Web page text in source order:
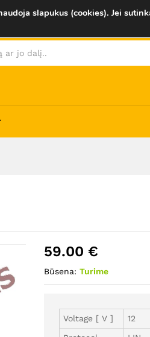
59.00 €
Būsena: Turime
Voltage [ V ]
12
slapukus (cookies). Jei